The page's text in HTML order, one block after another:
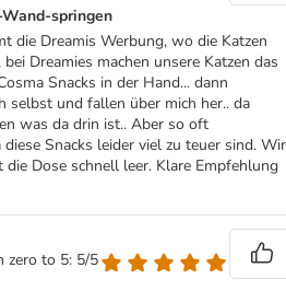
springen
die Dreamis Werbung, wo die Katzen
Dreamies machen unsere Katzen das
Snacks in der Hand... dann
selbst und fallen über mich her.. da
was da drin ist.. Aber so oft
Snacks leider viel zu teuer sind. Wir
die Dose schnell leer. Klare Empfehlung
zero to 5: 5/5